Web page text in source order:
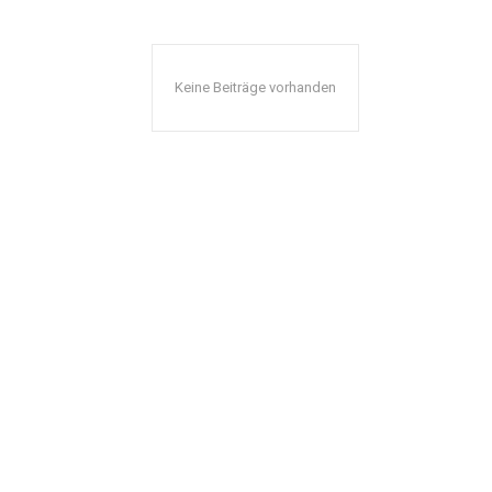
Keine Beiträge vorhanden